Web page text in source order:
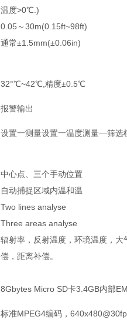
温度>0℃.)
0.05～30m(0.15ft~98ft)
通常±1.5mm(±0.06in)
32°℃~42℃,精度±0.5℃
报警输出
设置一测量设置一温度测量—筛选
中心点、三个手动位置
自动捕捉区域内温和温
Two lines analyse
Three areas analyse
辐射率，反射温度，环境温度，大
偿，距离补偿。
8Gbytes Micro SD卡3.4GB内部
标准MPEG4编码，